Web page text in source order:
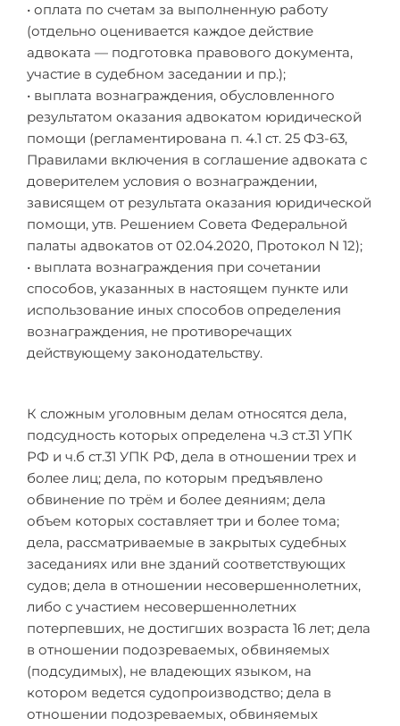
• оплата по счетам за выполненную работу
(отдельно оценивается каждое действие
адвоката — подготовка правового документа,
участие в судебном заседании и пр.);
• выплата вознаграждения, обусловленного
результатом оказания адвокатом юридической
помощи (регламентирована п. 4.1 ст. 25 ФЗ-63,
Правилами включения в соглашение адвоката с
доверителем условия о вознаграждении,
зависящем от результата оказания юридической
помощи, утв. Решением Совета Федеральной
палаты адвокатов от 02.04.2020, Протокол N 12);
• выплата вознаграждения при сочетании
способов, указанных в настоящем пункте или
использование иных способов определения
вознаграждения, не противоречащих
действующему законодательству.
К сложным уголовным делам относятся дела,
подсудность которых определена ч.З ст.31 УПК
РФ и ч.б ст.31 УПК РФ, дела в отношении трех и
более лиц; дела, по которым предъявлено
обвинение по трём и более деяниям; дела
объем которых составляет три и более тома;
дела, рассматриваемые в закрытых судебных
заседаниях или вне зданий соответствующих
судов; дела в отношении несовершеннолетних,
либо с участием несовершеннолетних
потерпевших, не достигших возраста 16 лет; дела
в отношении подозреваемых, обвиняемых
(подсудимых), не владеющих языком, на
котором ведется судопроизводство; дела в
отношении подозреваемых, обвиняемых